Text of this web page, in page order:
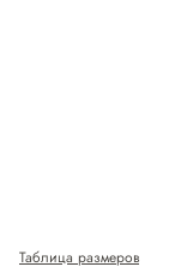
Таблица размеров